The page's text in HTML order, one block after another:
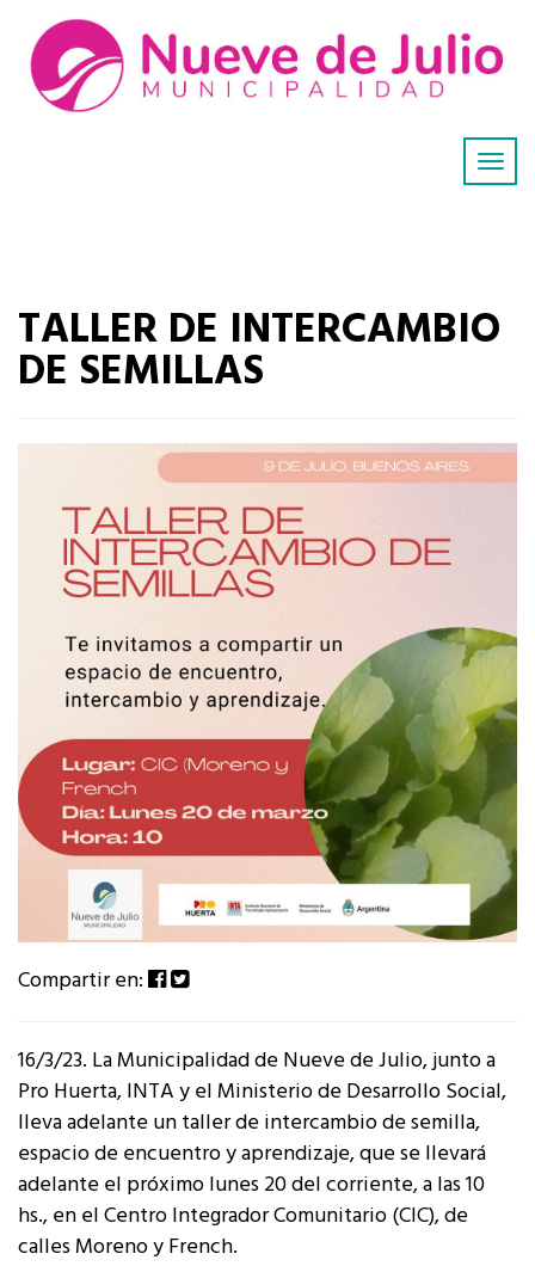
TALLER DE INTERCAMBIO
DE SEMILLAS
Compartir en:
16/3/23. La Municipalidad de Nueve de Julio, junto a
Pro Huerta, INTA y el Ministerio de Desarrollo Social,
lleva adelante un taller de intercambio de semilla,
espacio de encuentro y aprendizaje, que se llevará
adelante el próximo lunes 20 del corriente, a las 10
hs., en el Centro Integrador Comunitario (CIC), de
calles Moreno y French.